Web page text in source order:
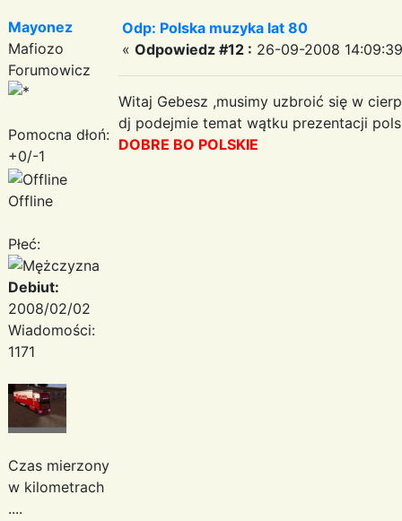
Mayonez
Mafiozo
Forumowicz
Pomocna dłoń:
+0/-1
Offline
Płeć:
Debiut:
2008/02/02
Wiadomości:
1171
Czas mierzony
w kilometrach
....
Odp: Polska muzyka lat 80
« Odpowiedz #12 : 26-09-2008
Witaj Gebesz ,musimy uzbroić się w
dj podejmie temat wątku prezentacji
DOBRE BO POLSKIE